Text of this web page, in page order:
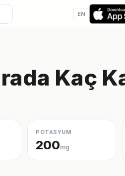
EN
Kaç
POTASYUM
200mg